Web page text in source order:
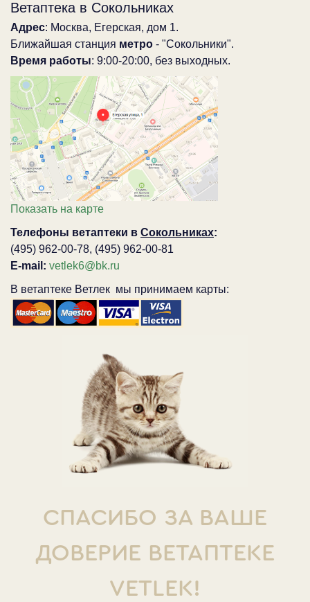
Ветаптека в Сокольниках
Адрес: Москва, Егерская, дом 1.
Ближайшая станция метро - "Сокольники".
Время работы: 9:00-20:00, без выходных.
Показать на карте
Телефоны ветаптеки в Сокольниках:
(495) 962-00-78, (495) 962-00-81
E-mail: vetlek6@bk.ru
В ветаптеке Ветлек мы принимаем карты:
СПАСИБО ЗА ВАШЕ
ДОВЕРИЕ ВЕТАПТЕКЕ
VETLEK!